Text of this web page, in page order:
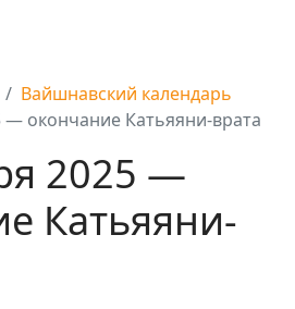
Вайшнавский календарь
— окончание Катьяяни-врата
2025 —
Катьяяни-